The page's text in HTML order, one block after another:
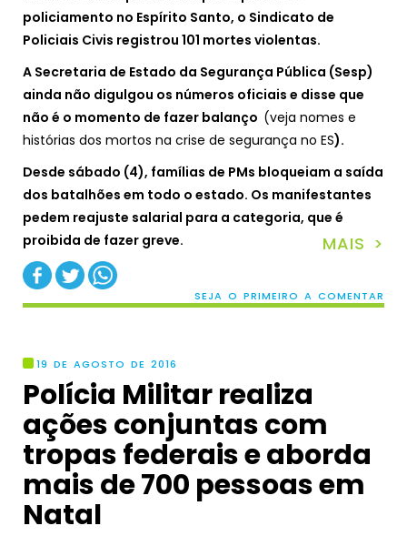
policiamento no Espírito Santo, o Sindicato de
Policiais Civis registrou 101 mortes violentas.
A Secretaria de Estado da Segurança Pública (Sesp)
ainda não digulgou os números oficiais e disse que
não é o momento de fazer balanço (veja nomes e
histórias dos mortos na crise de segurança no ES).
Desde sábado (4), famílias de PMs bloqueiam a saída
dos batalhões em todo o estado. Os manifestantes
pedem reajuste salarial para a categoria, que é
proibida de fazer greve.
MAIS >
SEJA O PRIMEIRO A COMENTAR
19 DE AGOSTO DE 2016
Polícia Militar realiza
ações conjuntas com
tropas federais e aborda
mais de 700 pessoas em
Natal